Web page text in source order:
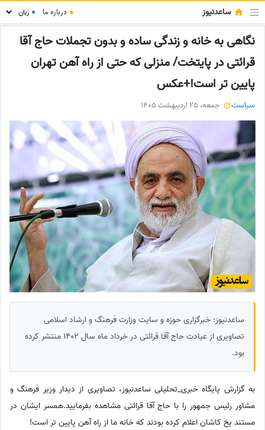
ساعدنیوز ● درباره ما ●
نگاهی به خانه و زندگی ساده و بدون تجملات حاج آقا
قرائتی در پایتخت/ منزلی که حتی از راه آهن تهران
پایین تر است!+عکس
سیاست جمعه، 25 اردیبهشت 1405
ساعدنیوز: خبرگزاری حوزه و سایت وزارت فرهنگ و ارشاد اسلامی
تصاویری از عیادت حاج آقا قرائتی در خرداد ماه سال 1402 منتشر کرده
بود.
به گزارش پایگاه خبری_تحلیلی ساعدنیوز، تصاویری از دیدار وزیر فرهنگ و
مشاور رئیس جمهور را با حاج آقا قرائتی مشاهده بفرمایید.همسر ایشان در
مستند یخ کاشان اعلام کرده بودند که خانه ما از راه آهن پایین تر است!